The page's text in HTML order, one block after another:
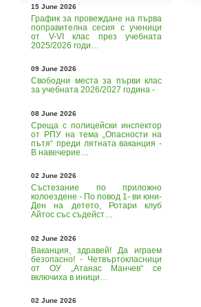
15 June 2026
График за провеждане на първа
поправителна сесия с ученици
от V-VI клас през учебната
2025/2026 годи…
09 June 2026
Свободни места за първи клас
за учебната 2026/2027 година -
08 June 2026
Среща с полицейски инспектор
от РПУ на тема „Опасности на
пътя“ преди лятната ваканция -
В навечерие…
02 June 2026
Състезание по приложно
колоездене - По повод 1- ви юни-
Ден на детето, Ротари клуб
Айтос със съдейст…
02 June 2026
Ваканция, здравей! Да играем
безопасно! - Четвъртокласници
от ОУ „Атанас Манчев“ се
включиха в иници…
02 June 2026